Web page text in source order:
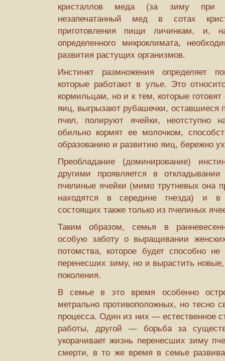
кристаллов меда (за зиму при
незапечатанный мед в сотах
приготовления пищи личинкам, и,
определенного микроклимата,
развития растущих организмов.
Инстинкт размножения определяет
которые работают в улье. Это
кормильцам, но и к тем, которые
яиц, выгрызают рубашечки, оставшиеся
пчел, полируют ячейки, неотступно
обильно кормят ее молочком,
образованию и развитию яиц, бережно
Преобладание (доминирование)
другими проявляется в
пчелиные ячейки (мимо трутневых она
находятся в середине гнезда) и в
состоящих также только из пчелиных
Таким образом, семья в
особую заботу о выращивании
потомства, которое будет способно
перенесших зиму, но и вырастить
поколения.
В семье в это время особенно
метрально противоположных, но тесно
процесса. Один из них — естественное
работы, другой — борьба за
укорачивает жизнь перенесших зиму
смерти, в то же время в семье